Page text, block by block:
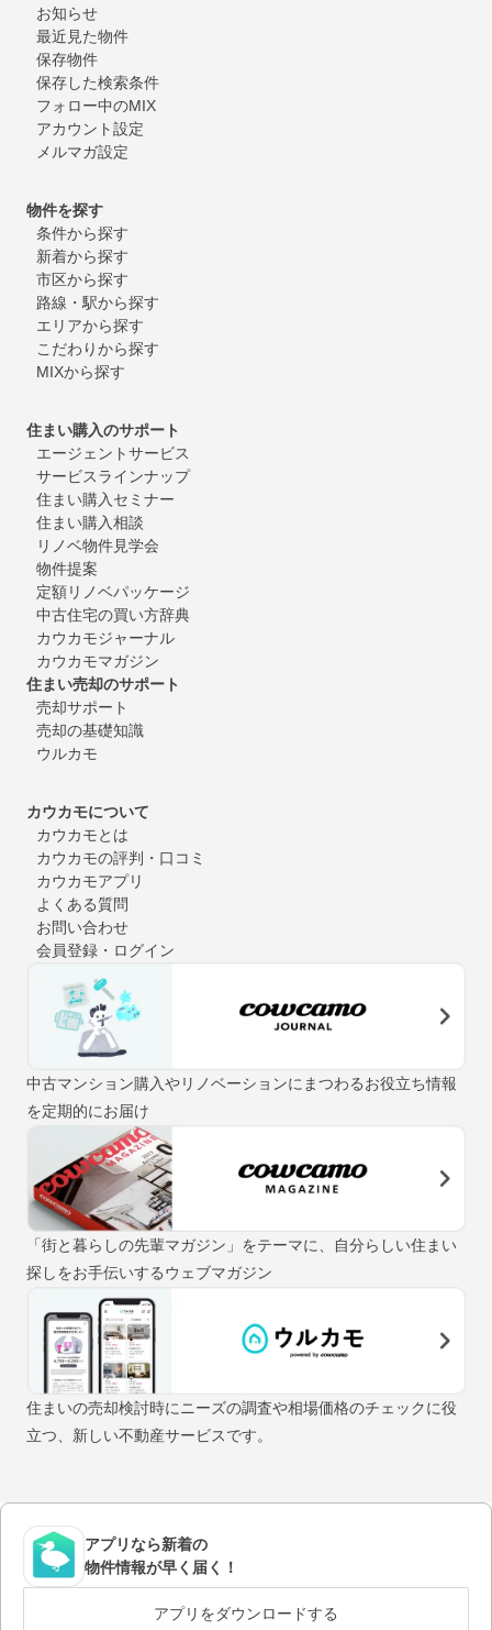
お知らせ
最近見た物件
保存物件
保存した検索条件
フォロー中のMIX
アカウント設定
メルマガ設定
物件を探す
条件から探す
新着から探す
市区から探す
路線・駅から探す
エリアから探す
こだわりから探す
MIXから探す
住まい購入のサポート
エージェントサービス
サービスラインナップ
住まい購入セミナー
住まい購入相談
リノベ物件見学会
物件提案
定額リノベパッケージ
中古住宅の買い方辞典
カウカモジャーナル
カウカモマガジン
住まい売却のサポート
売却サポート
売却の基礎知識
ウルカモ
カウカモについて
カウカモとは
カウカモの評判・口コミ
カウカモアプリ
よくある質問
お問い合わせ
会員登録・ログイン
中古マンション購入やリノベーションにまつわるお役立ち情報
を定期的にお届け
「街と暮らしの先輩マガジン」をテーマに、自分らしい住まい
探しをお手伝いするウェブマガジン
住まいの売却検討時にニーズの調査や相場価格のチェックに役
立つ、新しい不動産サービスです。
アプリなら新着の
物件情報が早く届く！
アプリをダウンロードする